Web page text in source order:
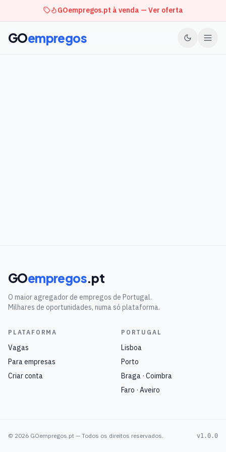
GOempregos.pt à venda — Ver oferta
GOempregos
GOempregos.pt
O maior agregador de empregos de Portugal.
Milhares de oportunidades, numa só plataforma.
PLATAFORMA
Vagas
Para empresas
Criar conta
PORTUGAL
Lisboa
Porto
Braga · Coimbra
Faro · Aveiro
© 2026 GOempregos.pt — Todos os direitos reservados. v1.0.0